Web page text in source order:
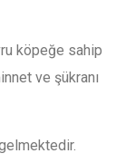
köpeğe sahip
ve şükranı